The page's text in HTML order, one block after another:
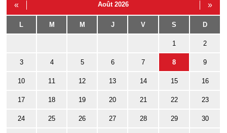
« Août 2026 »
L M M J V S D
1 2
3 4 5 6 7 8 9
10 11 12 13 14 15 16
17 18 19 20 21 22 23
24 25 26 27 28 29 30